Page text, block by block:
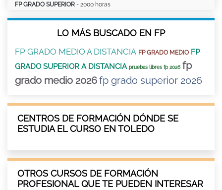
FP GRADO SUPERIOR - 2000 horas
LO MÁS BUSCADO EN FP
FP GRADO MEDIO A DISTANCIA FP GRADO MEDIO FP
GRADO SUPERIOR A DISTANCIA pruebas libres fp 2026 fp
grado medio 2026fp grado superior 2026
CENTROS DE FORMACIÓN DÓNDE SE
ESTUDIA EL CURSO EN TOLEDO
OTROS CURSOS DE FORMACIÓN
PROFESIONAL QUE TE PUEDEN INTERESAR